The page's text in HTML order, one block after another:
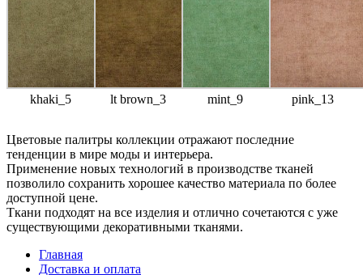
khaki_5 lt brown_3 mint_9 pink_13
Цветовые палитры коллекции отражают последние
тенденции в мире моды и интерьера.
Применение новых технологий в производстве тканей
позволило сохранить хорошее качество материала по более
доступной цене.
Ткани подходят на все изделия и отлично сочетаются с уже
существующими декоративными тканями.
Главная
Доставка и оплата